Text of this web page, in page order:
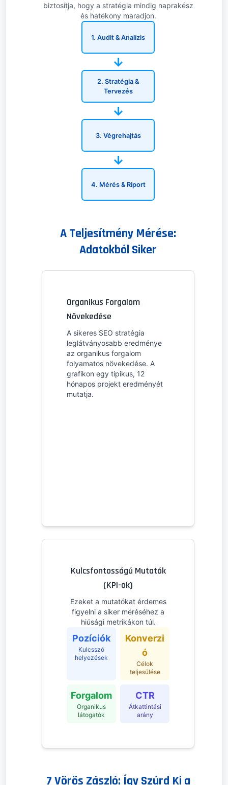
biztosítja, hogy a stratégia mindig naprakész
és hatékony maradjon.
1. Audit & Analízis
→
2. Stratégia &
Tervezés
→
3. Végrehajtás
→
4. Mérés & Riport
A Teljesítmény Mérése:
Adatokból Siker
Organikus Forgalom
Növekedése
A sikeres SEO stratégia
leglátványosabb eredménye
az organikus forgalom
folyamatos növekedése. A
grafikon egy tipikus, 12
hónapos projekt eredményét
mutatja.
Kulcsfontosságú Mutatók
(KPI-ok)
Ezeket a mutatókat érdemes
figyelni a siker méréséhez a
hiúsági metrikákon túl.
Pozíciók
Kulcsszó
helyezések
Konverzi
ó
Célok
teljesülése
Forgalom
Organikus
látogatók
CTR
Átkattintási
arány
7 Vörös Zászló: Így Szúrd Ki a